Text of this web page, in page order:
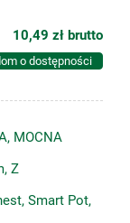
10,49 zł brutto
o dostępności
MOCNA
Z
Smart Pot,